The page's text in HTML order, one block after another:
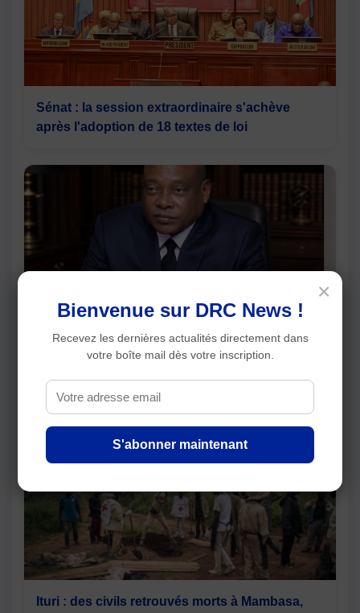
Sénat : la session extraordinaire s'achève
après l'adoption de 18 textes de loi
RDC : Steeve Mbikayi s'oppose à la
participation de l'AFC/M23 au dialogue national
Articles récents
Ituri : des civils retrouvés morts à Mambasa,
×
Bienvenue sur DRC News !
Recevez les dernières actualités directement dans
votre boîte mail dès votre inscription.
S'abonner maintenant